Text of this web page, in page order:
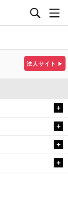
法人サイト ▶